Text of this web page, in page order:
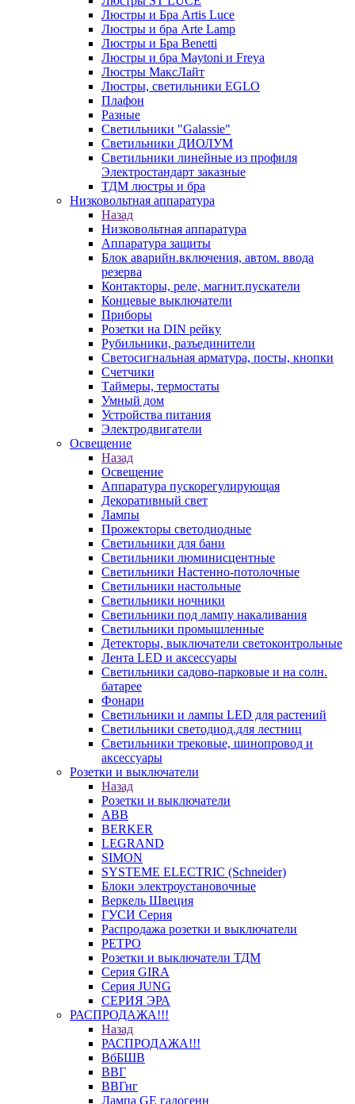
Люстры и Бра Artis Luce
Люстры и бра Arte Lamp
Люстры и Бра Benetti
Люстры и бра Maytoni и Freya
Люстры МаксЛайт
Люстры, светильники EGLO
Плафон
Разные
Светильники "Galassie"
Светильники ДИОЛУМ
Светильники линейные из профиля
Электростандарт заказные
ТДМ люстры и бра
Низковольтная аппаратура
Назад
Низковольтная аппаратура
Аппаратура защиты
Блок аварийн.включения, автом. ввода
резерва
Контакторы, реле, магнит.пускатели
Концевые выключатели
Приборы
Розетки на DIN рейку
Рубильники, разъединители
Светосигнальная арматура, посты, кнопки
Счетчики
Таймеры, термостаты
Умный дом
Устройства питания
Электродвигатели
Освещение
Назад
Освещение
Аппаратура пускорегулирующая
Декоративный свет
Лампы
Прожекторы светодиодные
Светильники для бани
Светильники люминисцентные
Светильники Настенно-потолочные
Светильники настольные
Светильники ночники
Светильники под лампу накаливания
Светильники промышленные
Детекторы, выключатели светоконтрольные
Лента LED и аксессуары
Светильники садово-парковые и на солн.
батарее
Фонари
Светильники и лампы LED для растений
Светильники светодиод.для лестниц
Светильники трековые, шинопровод и
аксессуары
Розетки и выключатели
Назад
Розетки и выключатели
ABB
BERKER
LEGRAND
SIMON
SYSTEME ELECTRIC (Schneider)
Блоки электроустановочные
Веркель Швеция
ГУСИ Серия
Распродажа розетки и выключатели
РЕТРО
Розетки и выключатели ТДМ
Серия GIRA
Серия JUNG
СЕРИЯ ЭРА
РАСПРОДАЖА!!!
Назад
РАСПРОДАЖА!!!
ВбБШВ
ВВГ
ВВГнг
Лампа GE галогенн